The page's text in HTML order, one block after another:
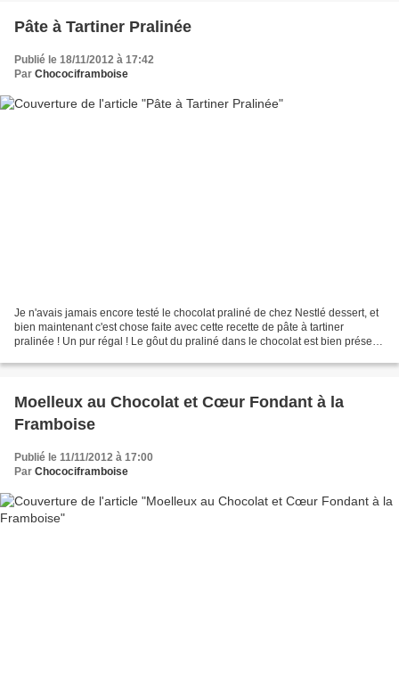
Pâte à Tartiner Pralinée
Publié le 18/11/2012 à 17:42
Par Chocociframboise
Je n'avais jamais encore testé le chocolat praliné de chez Nestlé dessert, et
bien maintenant c'est chose faite avec cette recette de pâte à tartiner
pralinée ! Un pur régal ! Le gôut du praliné dans le chocolat est bien présent
Moelleux au Chocolat et Cœur Fondant à la
Framboise
Publié le 11/11/2012 à 17:00
Par Chocociframboise